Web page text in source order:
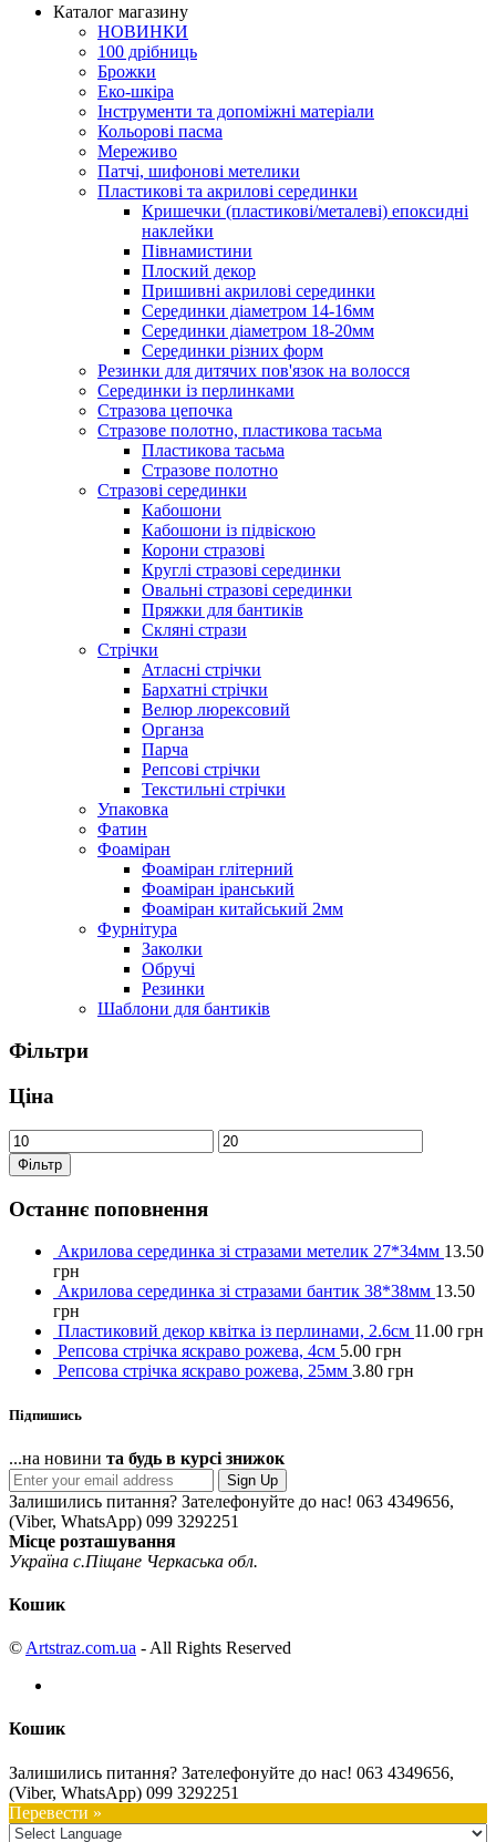
Каталог магазину
НОВИНКИ
100 дрібниць
Брожки
Еко-шкіра
Інструменти та допоміжні матеріали
Кольорові пасма
Мереживо
Патчі, шифонові метелики
Пластикові та акрилові серединки
Кришечки (пластикові/металеві) епоксидні
наклейки
Півнамистини
Плоский декор
Пришивні акрилові серединки
Серединки діаметром 14-16мм
Серединки діаметром 18-20мм
Серединки різних форм
Резинки для дитячих пов'язок на волосся
Серединки із перлинками
Стразова цепочка
Стразове полотно, пластикова тасьма
Пластикова тасьма
Стразове полотно
Стразові серединки
Кабошони
Кабошони із підвіскою
Корони стразові
Круглі стразові серединки
Овальні стразові серединки
Пряжки для бантиків
Скляні стрази
Стрічки
Атласні стрічки
Бархатні стрічки
Велюр люрексовий
Органза
Парча
Репсові стрічки
Текстильні стрічки
Упаковка
Фатин
Фоаміран
Фоаміран глітерний
Фоаміран іранський
Фоаміран китайський 2мм
Фурнітура
Заколки
Обручі
Резинки
Шаблони для бантиків
Фільтри
Ціна
Фільтр
Останнє поповнення
Акрилова серединка зі стразами метелик 27*34мм 13.50
грн
Акрилова серединка зі стразами бантик 38*38мм 13.50
грн
Пластиковий декор квітка із перлинами, 2.6см 11.00 грн
Репсова стрічка яскраво рожева, 4см 5.00 грн
Репсова стрічка яскраво рожева, 25мм 3.80 грн
Підпишись
...на новини та будь в курсі знижок
Sign Up
Залишились питання? Зателефонуйте до нас! 063 4349656,
(Viber, WhatsApp) 099 3292251
Місце розташування
Україна с.Піщане Черкаська обл.
Кошик
© Artstraz.com.ua - All Rights Reserved
Кошик
Залишились питання? Зателефонуйте до нас! 063 4349656,
(Viber, WhatsApp) 099 3292251
Перевести »